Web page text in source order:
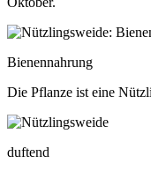
Bienennahrung
Die Pflanze ist eine
duftend